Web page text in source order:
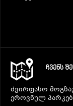
ᲩᲕᲔᲜᲡ
ძვირფასო
ეროვნულ